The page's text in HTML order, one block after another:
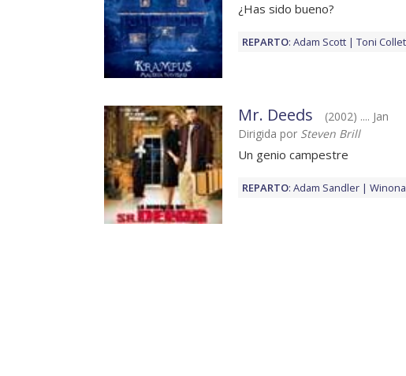
¿Has sido bueno?
REPARTO: Adam Scott Toni
Mr. Deeds
(2002) .... Jan
Dirigida por Steven Brill
Un genio campestre
REPARTO: Adam Sandler